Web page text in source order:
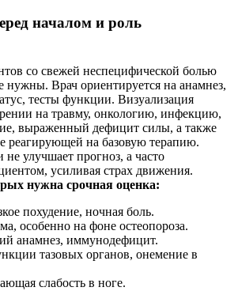
началом и роль
со свежей неспецифической болью
Врач ориентируется на анамнез,
тесты функции. Визуализация
на травму, онкологию, инфекцию,
выраженный дефицит силы, а также
реагирующей на базовую терапию.
улучшает прогноз, а часто
усиливая страх движения.
нужна срочная оценка:
похудение, ночная боль.
особенно на фоне остеопороза.
анамнез, иммунодефицит.
тазовых органов, онемение в
слабость в ноге.